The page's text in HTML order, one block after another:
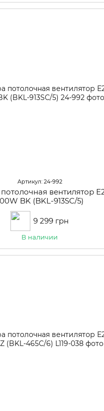
Артикул: 24-992
вентилятор
BK (BKL-913SC/5)
9 299 грн
В наличии